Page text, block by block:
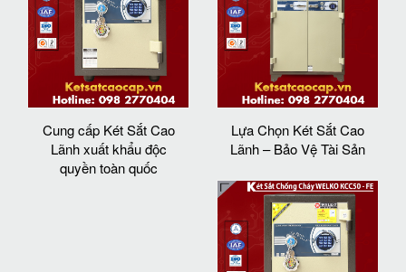
Cung cấp Két Sắt Cao
Lãnh xuất khẩu độc
quyền toàn quốc
Lựa Chọn Két Sắt Cao
Lãnh – Bảo Vệ Tài Sản